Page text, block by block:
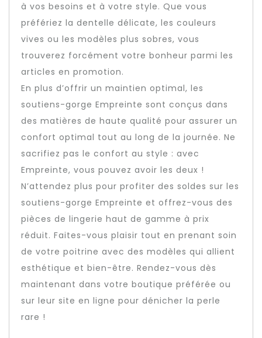
à vos besoins et à votre style. Que vous
préfériez la dentelle délicate, les couleurs
vives ou les modèles plus sobres, vous
trouverez forcément votre bonheur parmi les
articles en promotion.
En plus d’offrir un maintien optimal, les
soutiens-gorge Empreinte sont conçus dans
des matières de haute qualité pour assurer un
confort optimal tout au long de la journée. Ne
sacrifiez pas le confort au style : avec
Empreinte, vous pouvez avoir les deux !
N’attendez plus pour profiter des soldes sur les
soutiens-gorge Empreinte et offrez-vous des
pièces de lingerie haut de gamme à prix
réduit. Faites-vous plaisir tout en prenant soin
de votre poitrine avec des modèles qui allient
esthétique et bien-être. Rendez-vous dès
maintenant dans votre boutique préférée ou
sur leur site en ligne pour dénicher la perle
rare !